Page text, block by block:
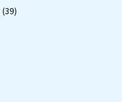
(39)